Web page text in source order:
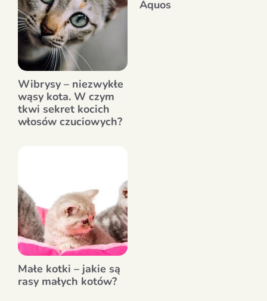
Wibrysy – niezwykłe
wąsy kota. W czym
tkwi sekret kocich
włosów czuciowych?
Aquos
Małe kotki – jakie są
rasy małych kotów?